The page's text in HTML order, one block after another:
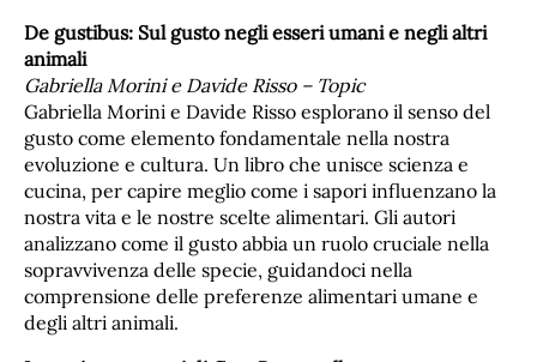
De gustibus: Sul gusto negli esseri umani e negli altri
animali
Gabriella Morini e Davide Risso – Topic
Gabriella Morini e Davide Risso esplorano il senso del
gusto come elemento fondamentale nella nostra
evoluzione e cultura. Un libro che unisce scienza e
cucina, per capire meglio come i sapori influenzano la
nostra vita e le nostre scelte alimentari. Gli autori
analizzano come il gusto abbia un ruolo cruciale nella
sopravvivenza delle specie, guidandoci nella
comprensione delle preferenze alimentari umane e
degli altri animali.